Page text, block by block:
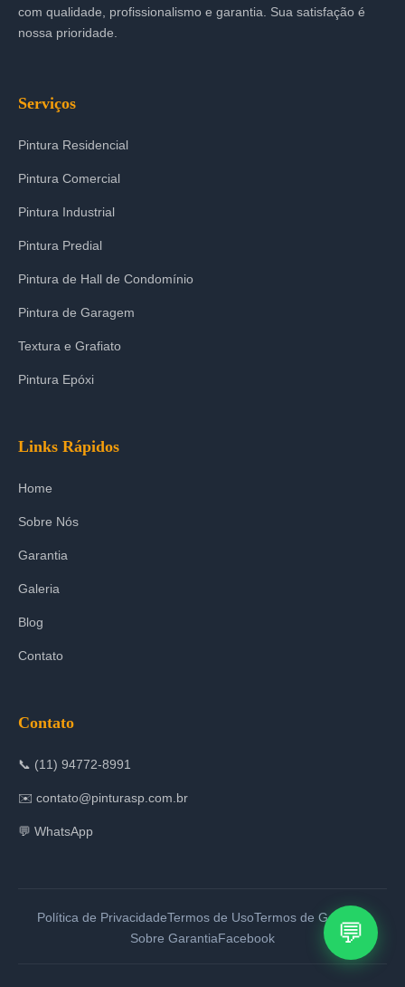
com qualidade, profissionalismo e garantia. Sua satisfação é
nossa prioridade.
Serviços
Pintura Residencial
Pintura Comercial
Pintura Industrial
Pintura Predial
Pintura de Hall de Condomínio
Pintura de Garagem
Textura e Grafiato
Pintura Epóxi
Links Rápidos
Home
Sobre Nós
Garantia
Galeria
Blog
Contato
Contato
📞 (11) 94772-8991
✉️ contato@pinturasp.com.br
💬 WhatsApp
Política de PrivacidadeTermos de UsoTermos de Garantia
Sobre GarantiaFacebook 💬